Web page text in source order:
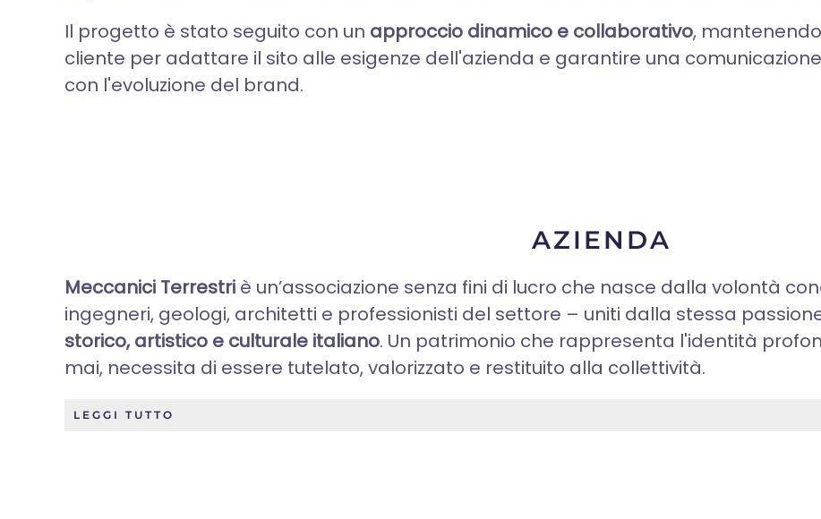
Il progetto è stato seguito con un approccio dinamico e collaborativo,
cliente per adattare il sito alle esigenze dell'azienda e garantire una
con l'evoluzione del brand.
AZIENDA
Meccanici Terrestri è un’associazione senza fini di lucro che nasce dalla volontà
ingegneri, geologi, architetti e professionisti del settore – uniti dalla stessa
storico, artistico e culturale italiano. Un patrimonio che rappresenta l'identità
mai, necessita di essere tutelato, valorizzato e restituito alla collettività.
LEGGI TUTTO